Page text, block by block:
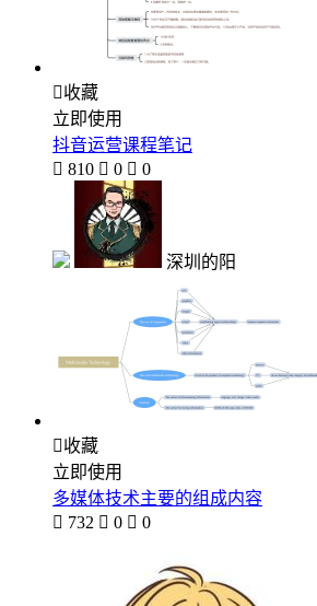
收藏
立即使用
抖音运营课程笔记
 810  0  0
深圳的阳
收藏
立即使用
多媒体技术主要的组成内容
 732  0  0